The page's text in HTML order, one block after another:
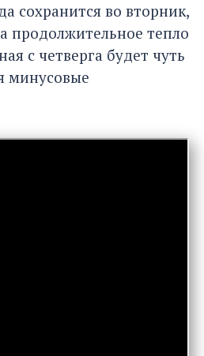
сохранится во вторник,
продолжительное тепло
с четверга будет чуть
минусовые